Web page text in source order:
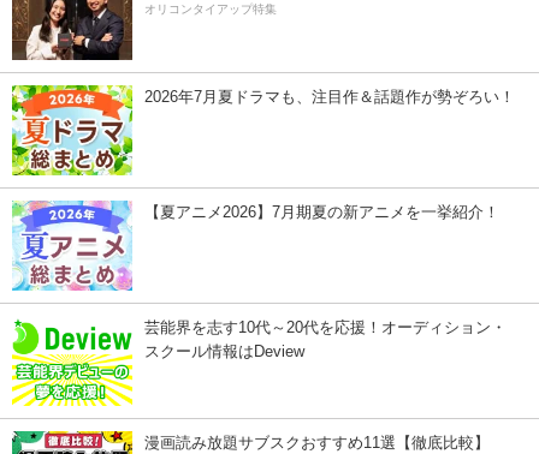
オリコンタイアップ特集
2026年7月夏ドラマも、注目作＆話題作が勢ぞろい！
【夏アニメ2026】7月期夏の新アニメを一挙紹介！
芸能界を志す10代～20代を応援！オーディション・
スクール情報はDeview
漫画読み放題サブスクおすすめ11選【徹底比較】